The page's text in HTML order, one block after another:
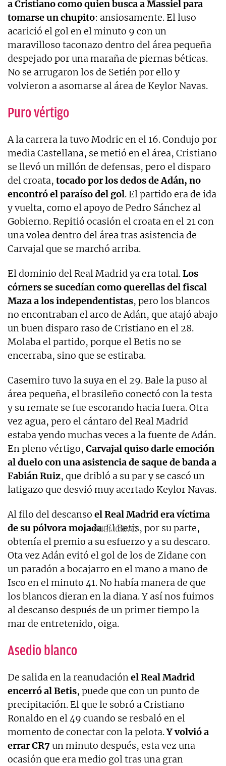
a Cristiano como quien busca a Massiel para
tomarse un chupito: ansiosamente. El luso
acarició el gol en el minuto 9 con un
maravilloso taconazo dentro del área pequeña
despejado por una maraña de piernas béticas.
No se arrugaron los de Setién por ello y
volvieron a asomarse al área de Keylor Navas.
Puro vértigo
A la carrera la tuvo Modric en el 16. Condujo por
media Castellana, se metió en el área, Cristiano
se llevó un millón de defensas, pero el disparo
del croata, tocado por los dedos de Adán, no
encontró el paraíso del gol. El partido era de ida
y vuelta, como el apoyo de Pedro Sánchez al
Gobierno. Repitió ocasión el croata en el 21 con
una volea dentro del área tras asistencia de
Carvajal que se marchó arriba.
El dominio del Real Madrid ya era total.Los
córners se sucedían como querellas del fiscal
Maza a los independentistas, pero los blancos
no encontraban el arco de Adán, que atajó abajo
un buen disparo raso de Cristiano en el 28.
Molaba el partido, porque el Betis no se
encerraba, sino que se estiraba.
Casemiro tuvo la suya en el 29. Bale la puso al
área pequeña, el brasileño conectó con la testa
y su remate se fue escorando hacia fuera. Otra
vez agua, pero el cántaro del Real Madrid
estaba yendo muchas veces a la fuente de Adán.
En pleno vértigo, Carvajal quiso darle emoción
al duelo con una asistencia de saque de banda a
Fabián Ruiz, que dribló a su par y se cascó un
latigazo que desvió muy acertado Keylor Navas.
Al filo del descanso el Real Madrid era víctima
de su pólvora mojada. El Betis, por su parte,
obtenía el premio a su esfuerzo y a su descaro.
Ota vez Adán evitó el gol de los de Zidane con
un paradón a bocajarro en el mano a mano de
Isco en el minuto 41. No había manera de que
los blancos dieran en la diana. Y así nos fuimos
al descanso después de un primer tiempo la
mar de entretenido, oiga.
Asedio blanco
De salida en la reanudaciónel Real Madrid
encerró al Betis, puede que con un punto de
precipitación. El que le sobró a Cristiano
Ronaldo en el 49 cuando se resbaló en el
momento de conectar con la pelota.Y volvió a
errar CR7 un minuto después, esta vez una
ocasión que era medio gol tras una gran